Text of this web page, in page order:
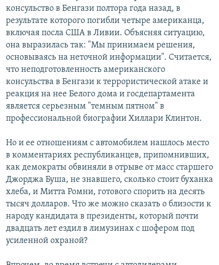
консульство в Бенгази полтора года назад, в
результате которого погибли четыре американца,
включая посла США в Ливии. Объясняя ситуацию,
она выразилась так: "Мы принимаем решения,
основываясь на неточной информации". Считается,
что неподготовленность американского
консульства в Бенгази к террористической атаке и
реакция на нее Белого дома и госдепартамента
является серьезным "темным пятном" в
профессиональной биографии Хиллари Клинтон.
Но и ее отношениям с автомобилем нашлось место
в комментариях республиканцев, припомнивших,
как демократы обвиняли в отрыве от масс старшего
Джорджа Буша, не знавшего, сколько стоит буханка
хлеба, и Митта Ромни, готового спорить на десять
тысяч долларов. Что же можно сказать о близости к
народу кандидата в президенты, который почти
двадцать лет ездил в лимузинах с шофером под
усиленной охраной?